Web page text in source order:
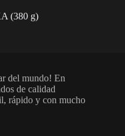
(380 g)
del mundo! En
de calidad
rápido y con mucho